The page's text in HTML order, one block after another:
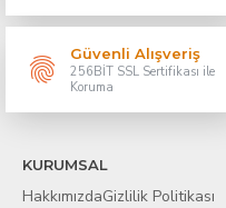
Güvenli Alışveriş
256BİT SSL Sertifikası ile
Koruma
KURUMSAL
HakkımızdaGizlilik Politikası